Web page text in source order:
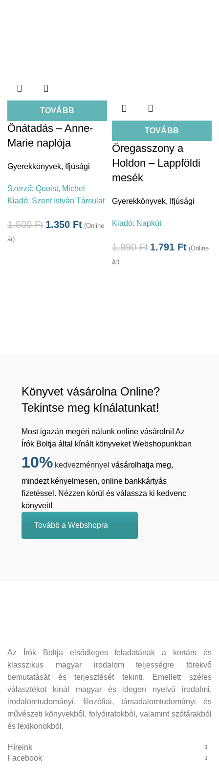
TOVÁBB
Önátadás – Anne-
Marie naplója
Gyerekkönyvek, Ifjúsági
Szerző: Quoist, Michel
Kiadó: Szent István Társulat
1.500Ft 1.350 Ft (Online
ár)
TOVÁBB
Öregasszony a
Holdon – Lappföldi
mesék
Gyerekkönyvek, Ifjúsági
Kiadó: Napkút
1.990Ft 1.791 Ft (Online
ár)
Könyvet vásárolna Online?
Tekintse meg kínálatunkat!
Most igazán megéri nálunk online vásárolni! Az
Írók Boltja által kínált könyveket Webshopunkban
10% kedvezménnyel vásárolhatja meg,
mindezt kényelmesen, online bankkártyás
fizetéssel. Nézzen körül és válassza ki kedvenc
könyveit!
Tovább a Webshopra
Az Írók Boltja elsődleges feladatának a kortárs és
klasszikus magyar irodalom teljességre törekvő
bemutatását és terjesztését tekinti. Emellett széles
választékot kínál magyar és idegen nyelvű irodalmi,
irodalomtudományi, filozófiai, társadalomtudományi és
művészeti könyvekből, folyóiratokból, valamint szótárakból
és lexikonokból.
Híreink
Facebook